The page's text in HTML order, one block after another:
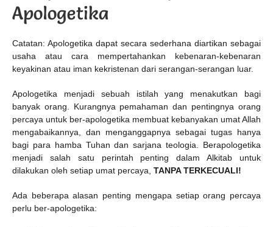
Apologetika
Catatan: Apologetika dapat secara sederhana diartikan sebagai
usaha atau cara mempertahankan kebenaran-kebenaran
keyakinan atau iman kekristenan dari serangan-serangan luar.
Apologetika menjadi sebuah istilah yang menakutkan bagi
banyak orang. Kurangnya pemahaman dan pentingnya orang
percaya untuk ber-apologetika membuat kebanyakan umat Allah
mengabaikannya, dan menganggapnya sebagai tugas hanya
bagi para hamba Tuhan dan sarjana teologia. Berapologetika
menjadi salah satu perintah penting dalam Alkitab untuk
dilakukan oleh setiap umat percaya, TANPA TERKECUALI!
Ada beberapa alasan penting mengapa setiap orang percaya
perlu ber-apologetika: